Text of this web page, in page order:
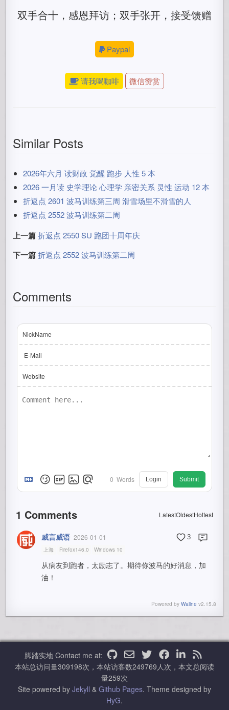
双手合十，感恩拜访；双手张开，接受馈赠
Paypal
请我喝咖啡 微信赞赏
Similar Posts
2026年六月 读财政 觉醒 跑步 人性 5 本
2026 一月读 史学理论 心理学 亲密关系 灵性 运动 12 本
折返点 2601 波马训练第三周 滑雪场里不滑雪的人
折返点 2552 波马训练第二周
上一篇 折返点 2550 SU 跑团十周年庆
下一篇 折返点 2552 波马训练第二周
Comments
NickName
E-Mail
Website
0 Words Login Submit
1 Comments LatestOldestHottest
威言威语 2026-01-01 3
上海 Firefox146.0 Windows 10
从病友到跑者，太励志了。期待你波马的好消息，加
油！
Powered by Waline v2.15.8
脚踏实地 Contact me at:
本站总访问量309198次，本站访客数249769人次，本文总阅读
量259次
Site powered by Jekyll & Github Pages. Theme designed by
HyG.